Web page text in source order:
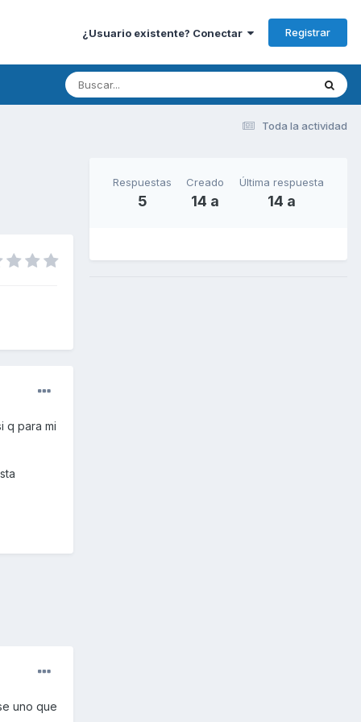
¿Usuario existente? Conectar Registrar
Toda la actividad
q para mi
uno que
Respuestas
5
Creado
14 a
Última respuesta
14 a